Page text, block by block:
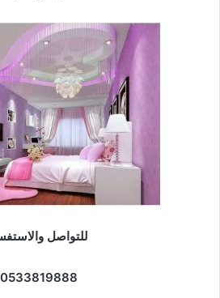
0533819888